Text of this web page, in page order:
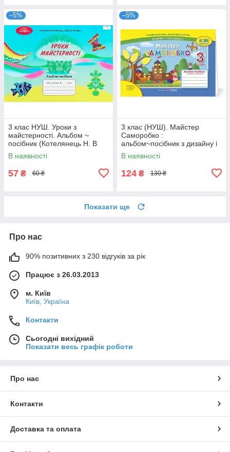
–5%
3 клас НУШ. Уроки з
майстерності. Альбом ~
посібник (Котелянець Н. В
,Агєєва О. В., ), Грамота
В наявності
57 ₴ 60 ₴
–5%
3 клас (НУШ). Майстер
Саморобко :
альбом~посібник з дизайну і
технологій (Бровченко А.,
Копитіна Н.),
В наявності
124 ₴ 130 ₴
Показати ще
Про нас
90% позитивних з 230 відгуків за рік
Працює з 26.03.2013
м. Київ
Київ, Україна
Контакти
Сьогодні вихідний
Показати весь графік роботи
Про нас
Контакти
Доставка та оплата